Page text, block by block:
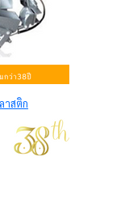
าสติก